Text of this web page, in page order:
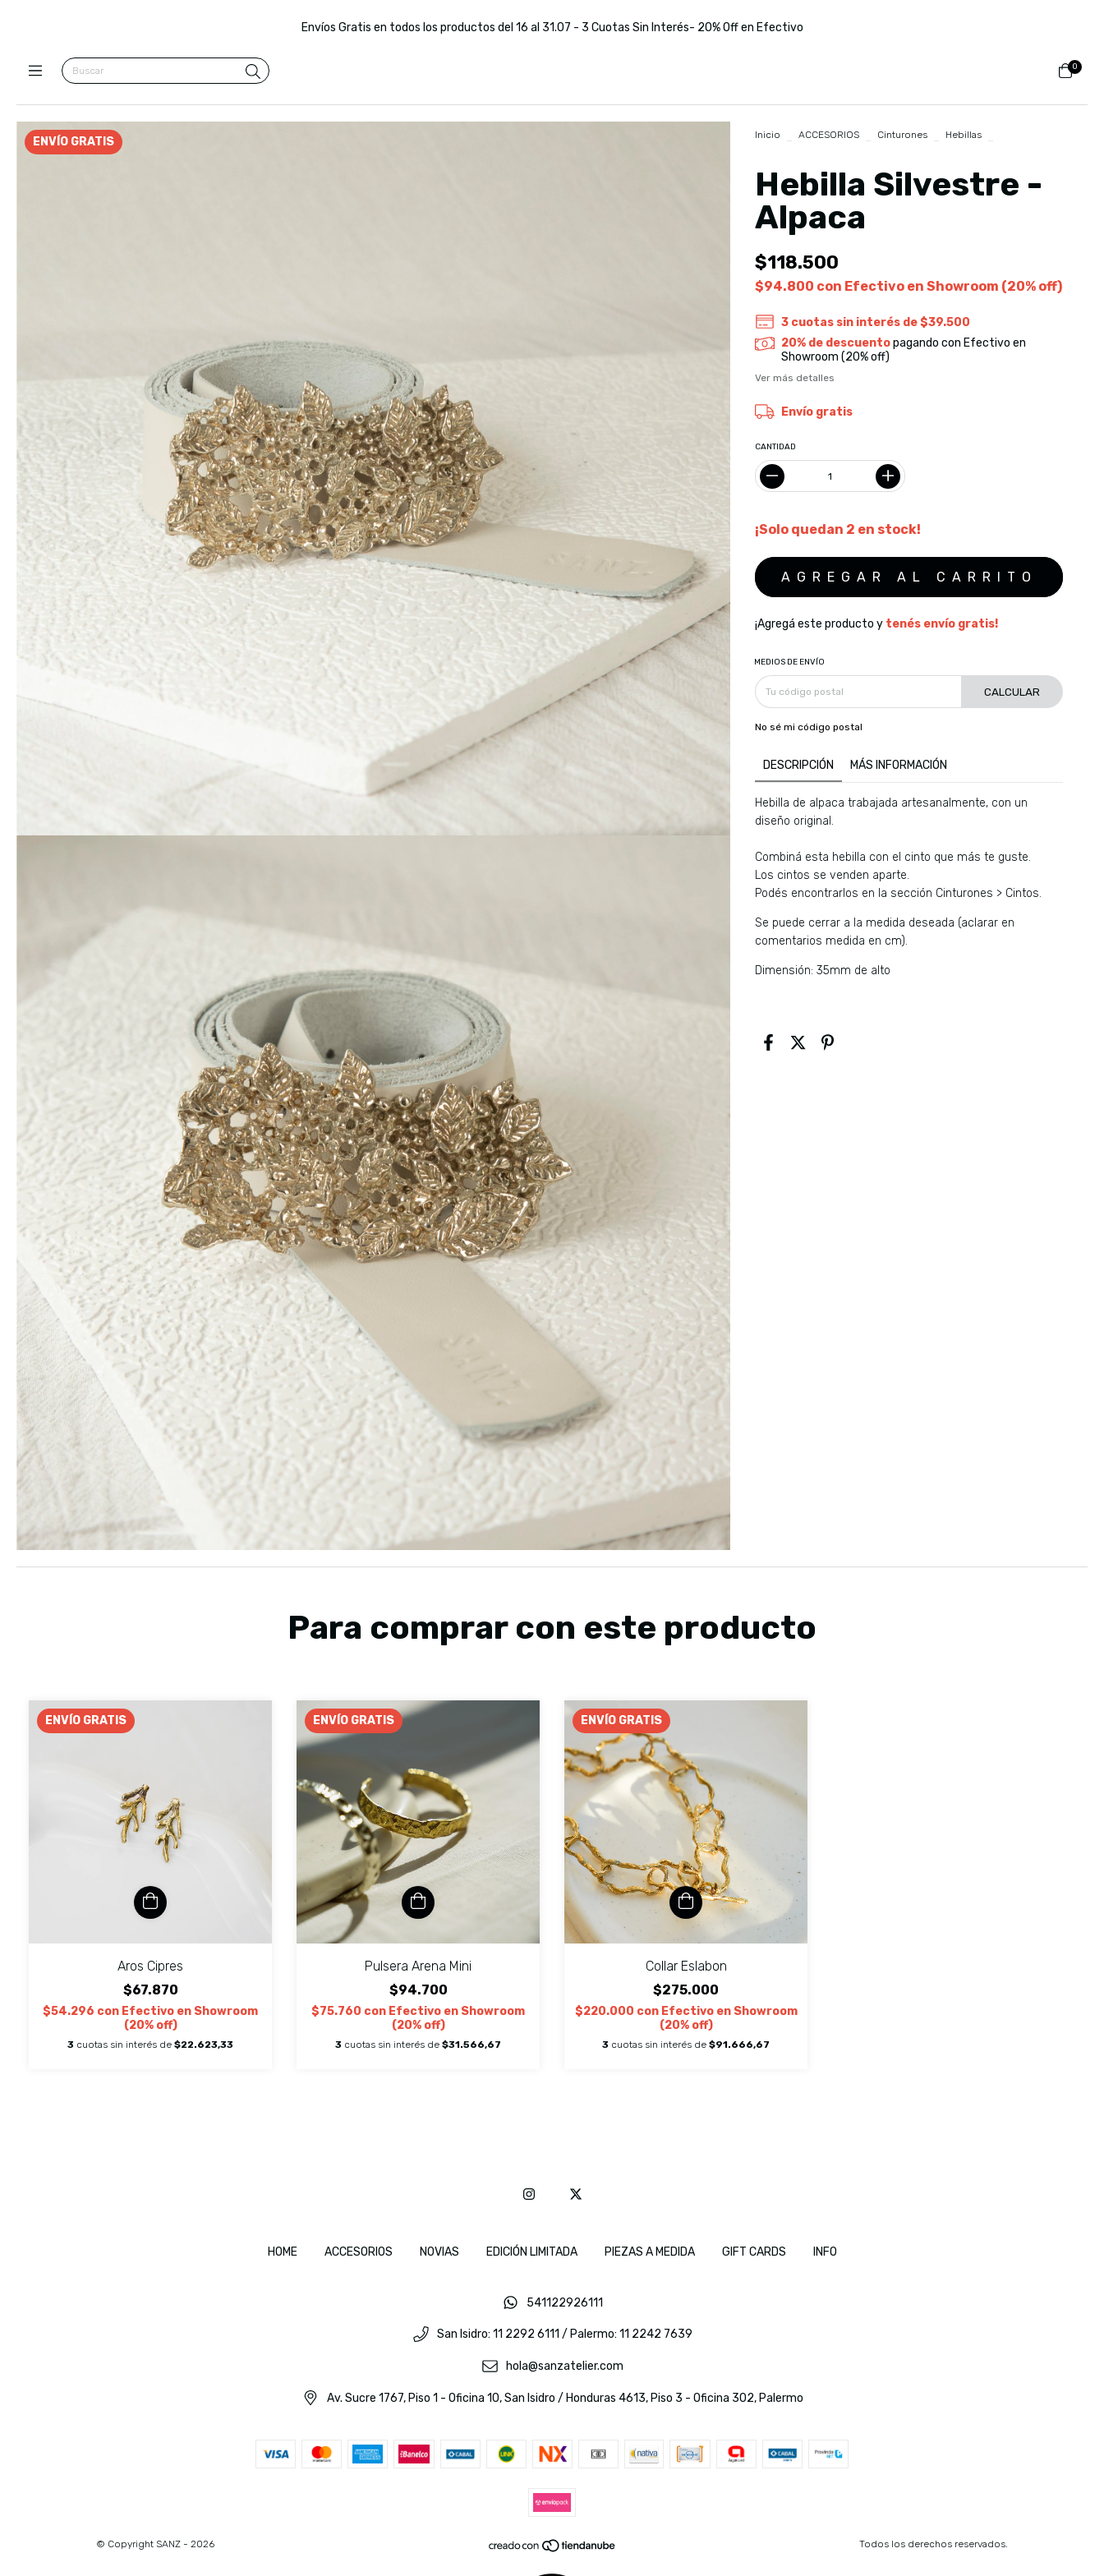
Envíos Gratis en todos los productos del 16 al 31.07 - 3 Cuotas Sin Interés- 20% Off en Efectivo
0
ENVÍO GRATIS Inicio ACCESORIOS Cinturones Hebillas
Hebilla Silvestre -
Alpaca
$118.500
$94.800 con Efectivo en Showroom (20% off)
3 cuotas sin interés de$39.500
20% de descuentopagando con Efectivo en
Showroom (20% off)
Ver más detalles
Envío gratis
CANTIDAD
¡Solo quedan 2 en stock!
¡Agregá este producto y tenés envío gratis!
MEDIOS DE ENVÍO
CALCULAR
No sé mi código postal
DESCRIPCIÓN MÁS INFORMACIÓN
Hebilla de alpaca trabajada artesanalmente, con un
diseño original.
Combiná esta hebilla con el cinto que más te guste.
Los cintos se venden aparte.
Podés encontrarlos en la sección Cinturones > Cintos.
Se puede cerrar a la medida deseada (aclarar en
comentarios medida en cm).
Dimensión: 35mm de alto
Para comprar con este producto
ENVÍO GRATIS
Aros Cipres
$67.870
$54.296 con Efectivo en Showroom
(20% off)
3 cuotas sin interés de $22.623,33
ENVÍO GRATIS
Pulsera Arena Mini
$94.700
$75.760 con Efectivo en Showroom
(20% off)
3 cuotas sin interés de $31.566,67
ENVÍO GRATIS
Collar Eslabon
$275.000
$220.000 con Efectivo en Showroom
(20% off)
3 cuotas sin interés de $91.666,67
HOME ACCESORIOS NOVIAS EDICIÓN LIMITADA PIEZAS A MEDIDA GIFT CARDS INFO
541122926111
San Isidro: 11 2292 6111 / Palermo: 11 2242 7639
hola@sanzatelier.com
Av. Sucre 1767, Piso 1 - Oficina 10, San Isidro / Honduras 4613, Piso 3 - Oficina 302, Palermo
© Copyright SANZ - 2026 Todos los derechos reservados.